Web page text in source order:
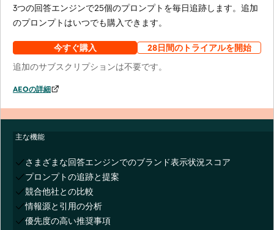
3つの回答エンジンで25個のプロンプトを毎日追跡します。追加
のプロンプトはいつでも購入できます。
今すぐ購入
28日間のトライアルを開始
追加のサブスクリプションは不要です。
AEOの詳細
主な機能
さまざまな回答エンジンでのブランド表示状況スコア
プロンプトの追跡と提案
競合他社との比較
情報源と引用の分析
優先度の高い推奨事項